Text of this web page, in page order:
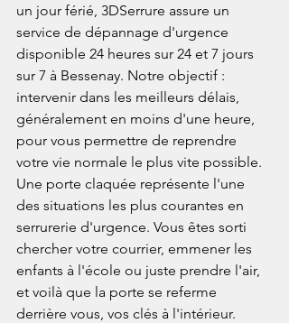
un jour férié, 3DSerrure assure un
service de dépannage d'urgence
disponible 24 heures sur 24 et 7 jours
sur 7 à Bessenay. Notre objectif :
intervenir dans les meilleurs délais,
généralement en moins d'une heure,
pour vous permettre de reprendre
votre vie normale le plus vite possible.
Une porte claquée représente l'une
des situations les plus courantes en
serrurerie d'urgence. Vous êtes sorti
chercher votre courrier, emmener les
enfants à l'école ou juste prendre l'air,
et voilà que la porte se referme
derrière vous, vos clés à l'intérieur.